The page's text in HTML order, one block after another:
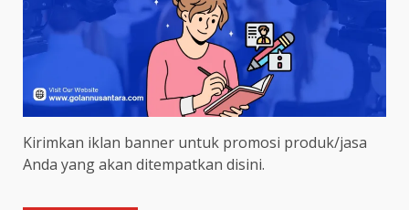
Kirimkan iklan banner untuk promosi produk/jasa
Anda yang akan ditempatkan disini.